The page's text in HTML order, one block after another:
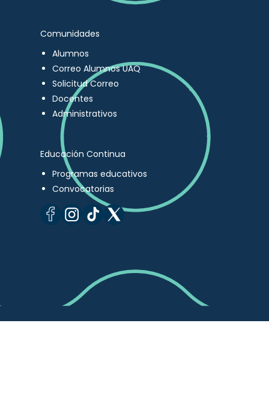
Comunidades
Alumnos
Correo Alumnos UAQ
Solicitud Correo
Docentes
Administrativos
Educación Continua
Programas educativos
Convocatorias